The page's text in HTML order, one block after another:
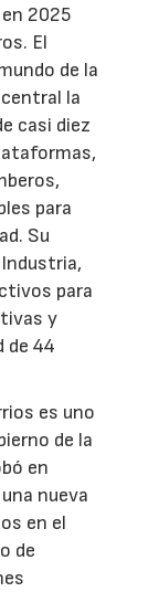
2025
El
de la
la
casi diez
para
Su
para
y
de 44
es uno
de la
en
nueva
en el
de